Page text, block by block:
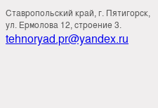
Ставропольский край, г. Пятигорск,
ул. Ермолова 12, строение 3.
tehnoryad.pr@yandex.ru